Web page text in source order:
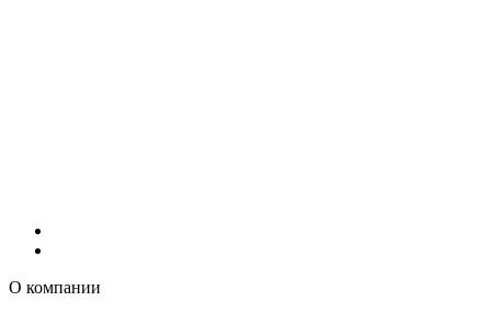
О компании